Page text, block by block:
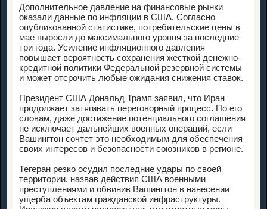
Дополнительное давление на финансовые рынки
оказали данные по инфляции в США. Согласно
опубликованной статистике, потребительские цены в
мае выросли до максимального уровня за последние
три года. Усиление инфляционного давления
повышает вероятность сохранения жесткой денежно-
кредитной политики Федеральной резервной системы
и может отсрочить любые ожидания снижения ставок.
Президент США Дональд Трамп заявил, что Иран
продолжает затягивать переговорный процесс. По его
словам, даже достижение потенциального соглашения
не исключает дальнейших военных операций, если
Вашингтон сочтет это необходимым для обеспечения
своих интересов и безопасности союзников в регионе.
Тегеран резко осудил последние удары по своей
территории, назвав действия США военными
преступлениями и обвинив Вашингтон в нанесении
ущерба объектам гражданской инфраструктуры.